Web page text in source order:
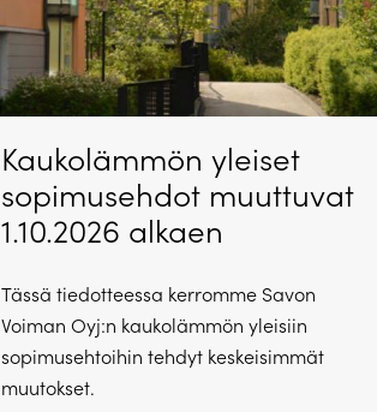
Kaukolämmön yleiset
sopimusehdot muuttuvat
1.10.2026 alkaen
Tässä tiedotteessa kerromme Savon
Voiman Oyj:n kaukolämmön yleisiin
sopimusehtoihin tehdyt keskeisimmät
muutokset.